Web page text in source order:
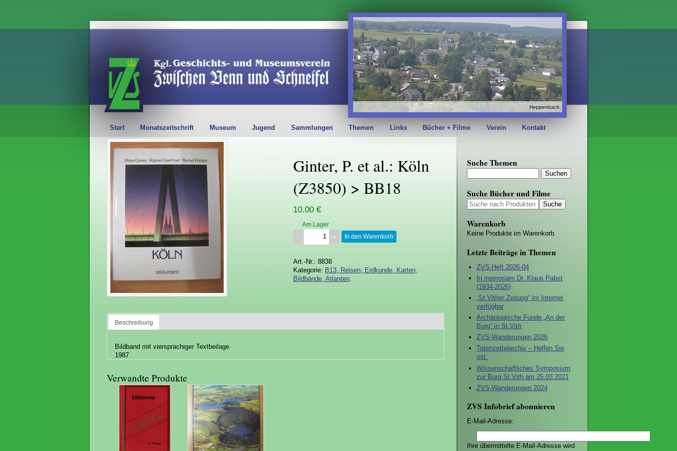
Heppenbach
Start Monatszeitschrift Museum Jugend Sammlungen Themen Links Bücher + Filme Verein Kontakt
Ginter, P. et al.: Köln
(Z3850) > BB18
10.00 €
Am Lager
In den Warenkorb
Art.-Nr.: 8838
Kategorie: B13, Reisen, Erdkunde, Karten,
Bildbände, Atlanten
Beschreibung
Bildband mit viersprachiger Textbeilage
1987
Verwandte Produkte
Suche Themen
Suche Bücher und Filme
Warenkorb
Keine Produkte im Warenkorb.
Letzte Beiträge in Themen
ZVS-Heft 2026-04
In memoriam Dr. Klaus Pabst
(1934-2026)
„St.Vither Zeitung“ im Internet
verfügbar
Archäologische Funde „An der
Burg“ in St.Vith
ZVS-Wanderungen 2026
Totenzettelarchiv – Helfen Sie
mit.
Wissenschaftliches Symposium
zur Burg St.Vith am 25.03.2021
ZVS-Wanderungen 2024
ZVS Infobrief abonnieren
E-Mail-Adresse:
Ihre übermittelte E-Mail-Adresse wird